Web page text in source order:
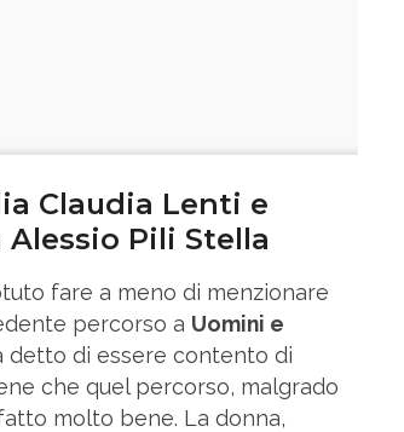
Claudia Lenti e
Pili Stella
fare a meno di menzionare
percorso a Uomini e
detto di essere contento di
che quel percorso, malgrado
molto bene. La donna,